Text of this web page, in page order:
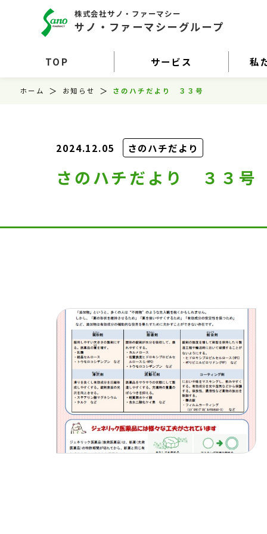
株式会社サノ・ファーマシー
サノ・ファーマシーグループ
TOP サービス 私
ホーム お知らせ さのハチだより ３３号
2024.12.05 さのハチだより
さのハチだより ３３号